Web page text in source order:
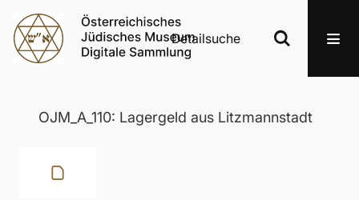
Detailsuche
OJM_A_110: Lagergeld aus Litzmannstadt